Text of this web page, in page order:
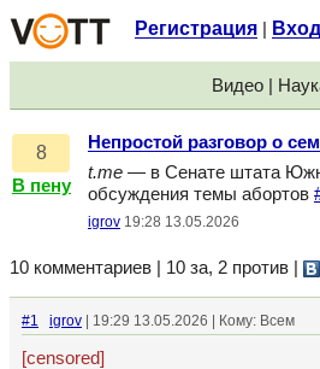
Регистрация Вход
Видео |
8
В пену
Непростой разговор о
t.me — в Сенате штата
обсуждения темы абортов
igrov 19:28 13.05.2026
10 комментариев | 10 за, 2 против
#1 igrov | 19:29 13.05.2026 | Кому: Всем
[censored]